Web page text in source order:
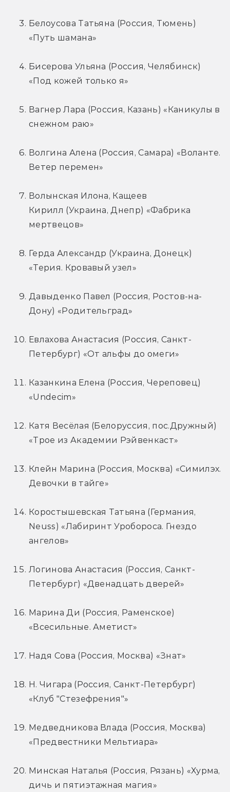
Белоусова Татьяна (Россия, Тюмень)
«Путь шамана»
Бисерова Ульяна (Россия, Челябинск)
«Под кожей только я»
Вагнер Лара (Россия, Казань) «Каникулы в
снежном раю»
Волгина Алена (Россия, Самара) «Воланте.
Ветер перемен»
Волынская Илона, Кащеев
Кирилл (Украина, Днепр) «Фабрика
мертвецов»
Герда Александр (Украина, Донецк)
«Терия. Кровавый узел»
Давыденко Павел (Россия, Ростов-на-
Дону) «Родительград»
Евлахова Анастасия (Россия, Санкт-
Петербург) «От альфы до омеги»
Казанкина Елена (Россия, Череповец)
«Undecim»
Катя Весёлая (Белоруссия, пос.Дружный)
«Трое из Академии Рэйвенкаст»
Клейн Марина (Россия, Москва) «Симилэх.
Девочки в тайге»
Коростышевская Татьяна (Германия,
Neuss) «Лабиринт Уробороса. Гнездо
ангелов»
Логинова Анастасия (Россия, Санкт-
Петербург) «Двенадцать дверей»
Марина Ди (Россия, Раменское)
«Всесильные. Аметист»
Надя Сова (Россия, Москва) «Знат»
Н. Чигара (Россия, Санкт-Петербург)
«Клуб "Стезефрения"»
Медведникова Влада (Россия, Москва)
«Предвестники Мельтиара»
Минская Наталья (Россия, Рязань) «Хурма,
дичь и пятиэтажная магия»